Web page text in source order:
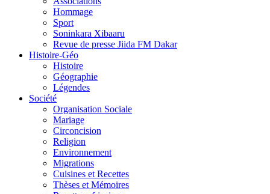
Hommage
Sport
Soninkara Xibaaru
Revue de presse Jiida FM Dakar
Histoire-Géo
Histoire
Géographie
Légendes
Société
Organisation Sociale
Mariage
Circoncision
Religion
Environnement
Migrations
Cuisines et Recettes
Thèses et Mémoires